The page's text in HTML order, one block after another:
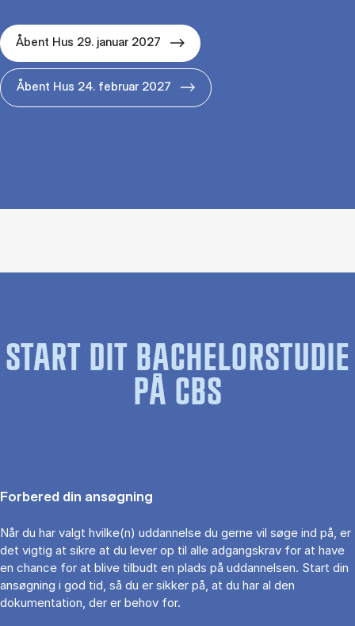
Åbent Hus 29. januar 2027
Åbent Hus 24. februar 2027
START DIT BACHELORSTUDIE
PÅ CBS
Forbered din ansøgning
Når du har valgt hvilke(n) uddannelse du gerne vil søge ind på, er
det vigtig at sikre at du lever op til alle adgangskrav for at have
en chance for at blive tilbudt en plads på uddannelsen. Start din
ansøgning i god tid, så du er sikker på, at du har al den
dokumentation, der er behov for.